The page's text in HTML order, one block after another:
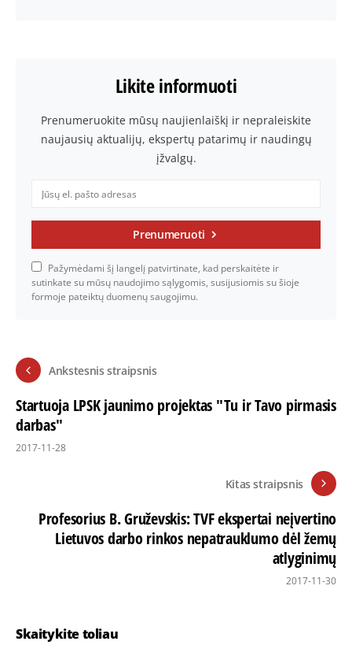
Likite informuoti
Prenumeruokite mūsų naujienlaiškį ir nepraleiskite
naujausių aktualijų, ekspertų patarimų ir naudingų
įžvalgų.
Prenumeruoti
Pažymėdami šį langelį patvirtinate, kad perskaitėte ir
sutinkate su mūsų naudojimo sąlygomis, susijusiomis su šioje
formoje pateiktų duomenų saugojimu.
Ankstesnis straipsnis
Startuoja LPSK jaunimo projektas "Tu ir Tavo pirmasis
darbas"
2017-11-28
Kitas straipsnis
Profesorius B. Gruževskis: TVF ekspertai neįvertino
Lietuvos darbo rinkos nepatrauklumo dėl žemų
atlyginimų
2017-11-30
Skaitykite toliau